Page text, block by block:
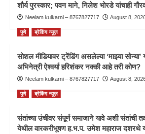
शौर्य पुरस्कार; पवन माने, निलेश भोरडे यांचाही
Neelam kulkarni – 8767827717 August 8,
पुणे ब्रेकिंग न्यूज़
सोशल मीडियावर ट्रेंडिंग असलेल्या ‘माझ्या सोन्या’
अभिनेत्री ऐश्वर्या हरिशंकर नक्की आहे तरी कोण?
Neelam kulkarni – 8767827717 August 8,
पुणे ब्रेकिंग न्यूज़
संतांच्या उंचीवर संपूर्ण समाजाने यावे अशी संतांची
येथील वारकरीभूषण ह.भ.प. उमेश महाराज दशरथे